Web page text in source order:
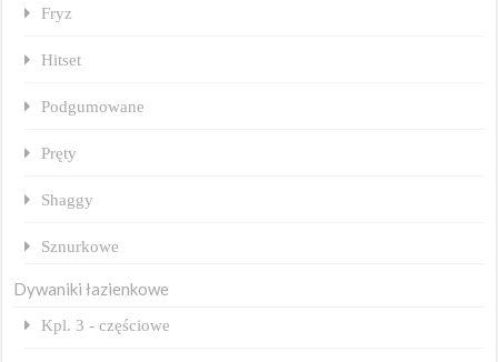
Fryz
Hitset
Podgumowane
Pręty
Shaggy
Sznurkowe
Dywaniki łazienkowe
Kpl. 3 - częściowe